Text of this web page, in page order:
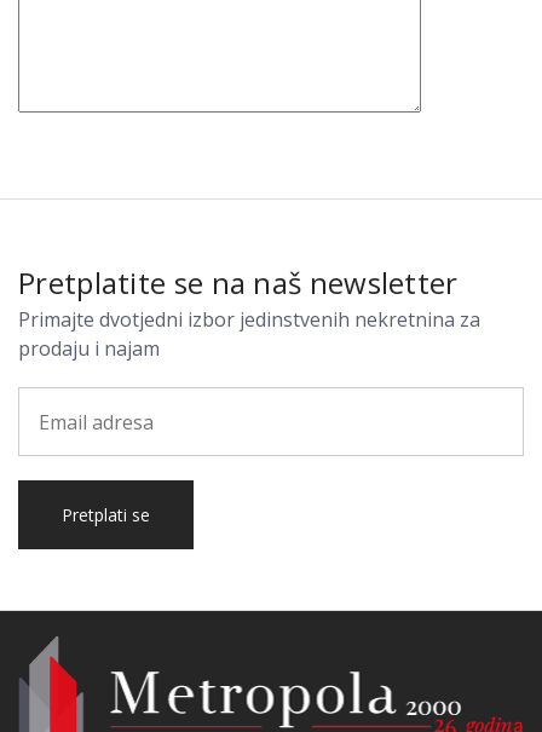
Pretplatite se na naš newsletter
Primajte dvotjedni izbor jedinstvenih nekretnina za
prodaju i najam
Pretplati se